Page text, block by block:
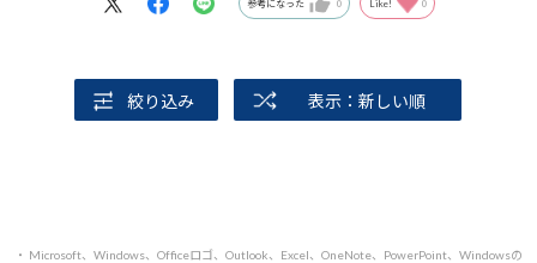
参考になった 0 Like! 0
絞り込み 表示：新しい順
・ Microsoft、Windows、Officeロゴ、Outlook、Excel、OneNote、PowerPoint、Windowsの